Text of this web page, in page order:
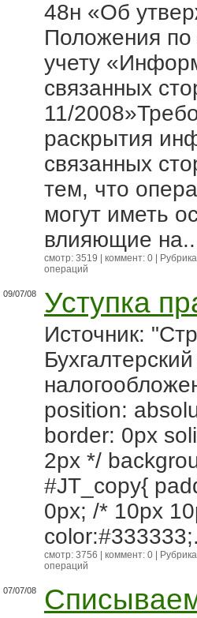
48н «Об
Положения по
учету
связанных
11/
раскрытия
связанных
тем, что
могут иметь
влияющие
смотр: 3519 | коммент: 0 |
операций
09/07/08 Уступка
Источник:
position:
border: 0px
2px */
#JT_copy{
0px; /* 10px
смотр: 3756 | коммент: 0 |
операций
07/07/08